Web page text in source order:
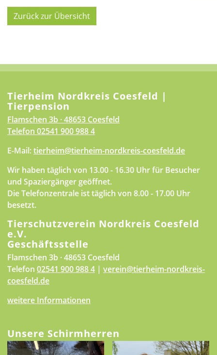
Zurück zur Übersicht
Tierheim Nordkreis Coesfeld |
Tierpension
Flamschen 3b · 48653 Coesfeld
Telefon 02541 900 988 4
E-Mail:tierheim@tierheim-nordkreis-coesfeld.de
Wir haben täglich von 13.00 - 16.30 Uhr für Besucher
und Spaziergänger geöffnet.
Die Telefonzentrale ist täglich von 8.00 - 17.00 Uhr
besetzt.
Tierschutzverein Nordkreis Coesfeld
e.V.
Geschäftsstelle
Flamschen 3b · 48653 Coesfeld
Telefon 02541 900 988 4 | verein@tierheim-nordkreis-
coesfeld.de
weitere Informationen
Unsere Schirmherren